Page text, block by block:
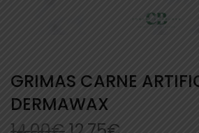
GRIMAS CARNE
DERMAWAX